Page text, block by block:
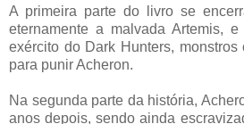
A primeira parte do livro se
eternamente a malvada Artemis,
exército do Dark Hunters,
para punir Acheron.
Na segunda parte da história,
anos depois, sendo ainda